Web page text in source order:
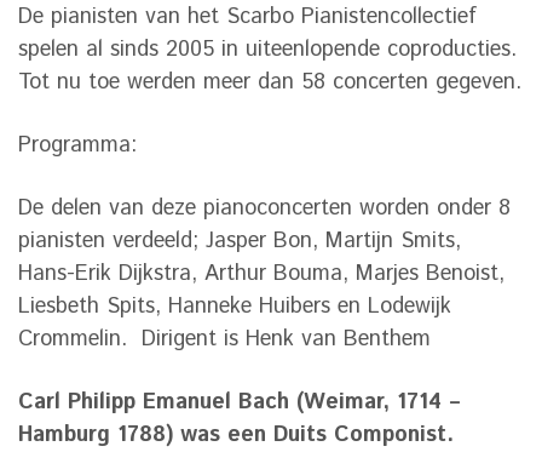
De pianisten van het Scarbo Pianistencollectief
spelen al sinds 2005 in uiteenlopende coproducties.
Tot nu toe werden meer dan 58 concerten gegeven.
Programma:
De delen van deze pianoconcerten worden onder 8
pianisten verdeeld; Jasper Bon, Martijn Smits,
Hans-Erik Dijkstra, Arthur Bouma, Marjes Benoist,
Liesbeth Spits, Hanneke Huibers en Lodewijk
Crommelin. Dirigent is Henk van Benthem
Carl Philipp Emanuel Bach (Weimar, 1714 –
Hamburg 1788) was een Duits Componist.